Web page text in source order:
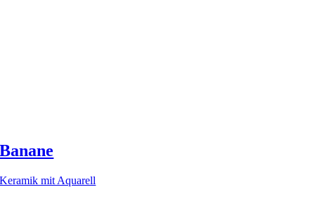
Banane
Keramik mit Aquarell